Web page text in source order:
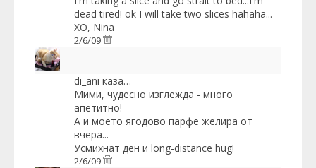
dead tired! ok I will take two slices hahaha...
XO, Nina
2/6/09
di_ani каза…
Мими, чудесно изглежда - много
апетитно!
А и моето ягодово парфе желира от
вчера...
Усмихнат ден и long-distance hug!
2/6/09